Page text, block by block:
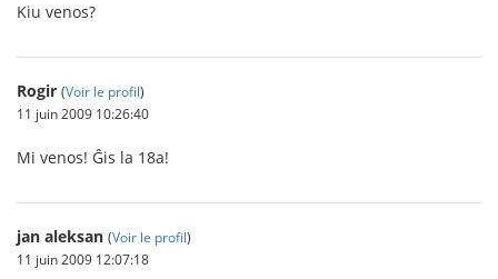
Kiu venos?
Rogir (Voir le profil)
11 juin 2009 10:26:40
Mi venos! Ĝis la 18a!
jan aleksan (Voir le profil)
11 juin 2009 12:07:18